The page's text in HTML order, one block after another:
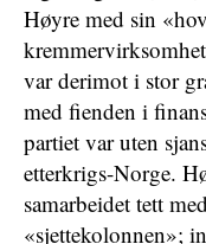
Høyre med sin
var derimot i stor
med fienden i
partiet var uten
etterkrigs-Norge.
samarbeidet tett
«sjettekolonnen»;